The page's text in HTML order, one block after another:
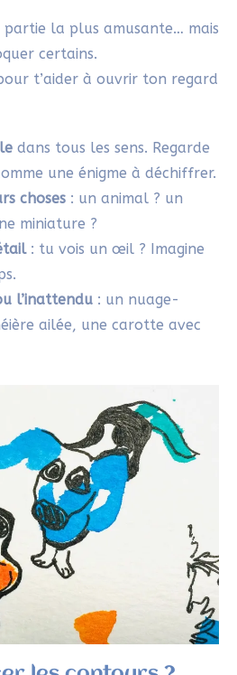
2025 À 9H13
ce nom n’est pas
même si cet art de la
Répondre
À 9H15
ce style de
bcp de place à l intuition
quelque chose de
Répondre
2025 À 21H52
retour!
le hirameki apporte, en
de satisfaction et de
Répondre